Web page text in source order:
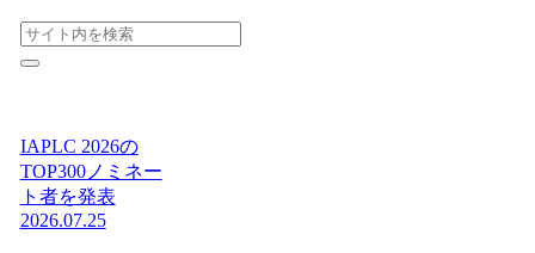
IAPLC 2026の
TOP300ノミネー
ト者を発表
2026.07.25